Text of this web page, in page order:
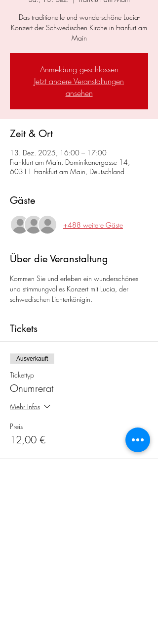
Das traditionelle und wunderschöne Lucia-
Konzert der Schwedischen Kirche in Franfurt am
Main
Anmeldung geschlossen
Jetzt andere Veranstaltungen
ansehen
Zeit & Ort
13. Dez. 2025, 16:00 – 17:00
Frankfurt am Main, Dominikanergasse 14,
60311 Frankfurt am Main, Deutschland
Gäste
+488 weitere Gäste
Über die Veranstaltung
Kommen Sie und erleben ein wunderschönes
und stimmungvolles Konzert mit Lucia, der
schwedischen Lichterkönigin.
Tickets
Ausverkauft
Tickettyp
Onumrerat
Mehr Infos
Preis
12,00 €